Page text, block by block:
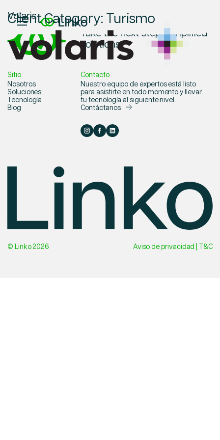
Inicio
Nosotros
Soluciones
Contáctanos Eng
Client Category: Turismo
Volaris
Take the next step, simplified
solutions.
Sitio
Nosotros
Soluciones
Tecnología
Blog
Contacto
Nuestro equipo de expertos está listo
para asistirte en todo momento y llevar
tu tecnología al siguiente nivel.
Contáctanos
© Linko 2026 Aviso de privacidad T&C